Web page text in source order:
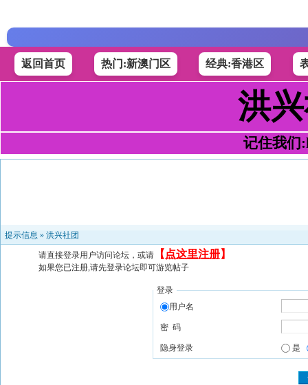
返回首页 热门:新澳门区 经典:香港区
洪
记住我们
提示信息 » 洪兴社团
请直接登录用户访问论坛，或请 【 点这里注册】
如果您已注册,请先登录论坛即可游览帖子
登录
用户名
密 码
隐身登录 是